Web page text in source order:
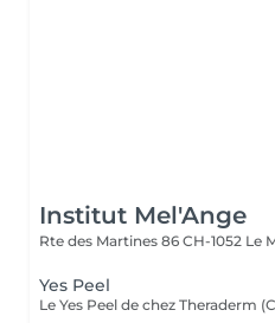
Institut Mel'Ange
Rte des Martines 86 CH-1052 Le
Yes Peel